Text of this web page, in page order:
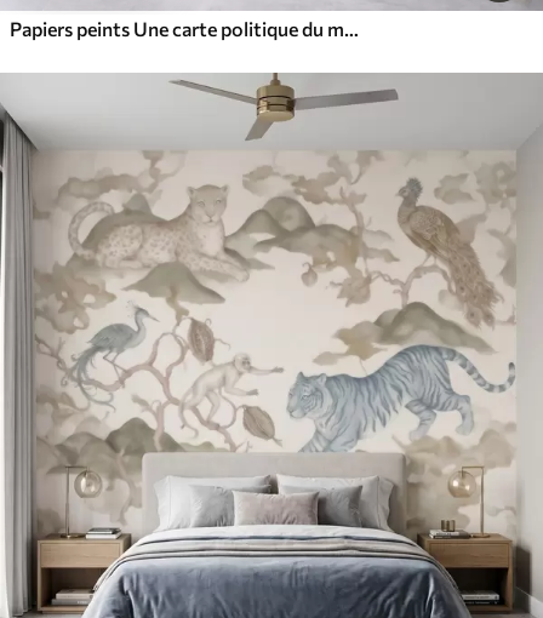
Papiers peints Une carte politique du monde de couleur marron, avec des drapeaux en français